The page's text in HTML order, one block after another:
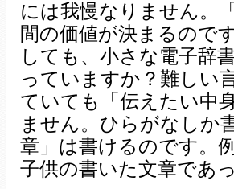
には我慢なりません。
間の価値が決まるので
しても、小さな電子辞
っていますか？難しい
ていても「伝えたい中
ません。ひらがなしか
章」は書けるのです。
子供の書いた文章であ